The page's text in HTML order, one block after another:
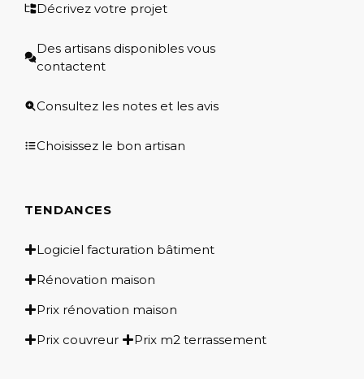
Décrivez votre projet
Des artisans disponibles vous
contactent
Consultez les notes et les avis
Choisissez le bon artisan
TENDANCES
Logiciel facturation bâtiment
Rénovation maison
Prix rénovation maison
Prix couvreur
Prix m2 terrassement